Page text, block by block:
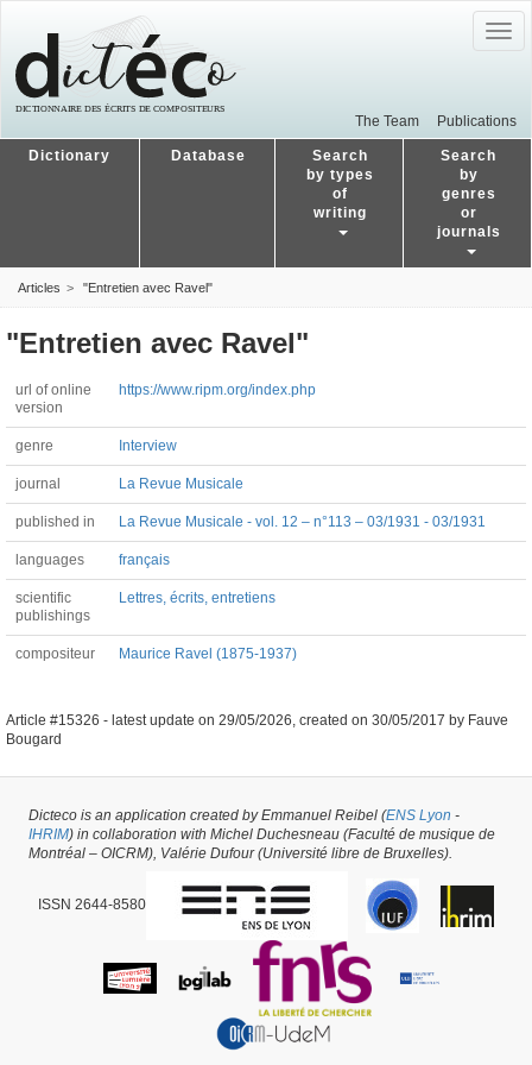
The Team Publications
Dictionary Database
Search
by types
of
writing
Search
by
genres
or
journals
Articles "Entretien avec Ravel"
"Entretien avec Ravel"
url of online
version
https://www.ripm.org/index.php
genre Interview
journal La Revue Musicale
published in La Revue Musicale - vol. 12 – n°113 – 03/1931 - 03/1931
languages français
scientific
publishings
Lettres, écrits, entretiens
compositeur Maurice Ravel (1875-1937)
Article #15326 - latest update on 29/05/2026, created on 30/05/2017 by Fauve
Bougard
Dicteco is an application created by Emmanuel Reibel (ENS Lyon -
IHRIM) in collaboration with Michel Duchesneau (Faculté de musique de
Montréal – OICRM), Valérie Dufour (Université libre de Bruxelles).
ISSN 2644-8580